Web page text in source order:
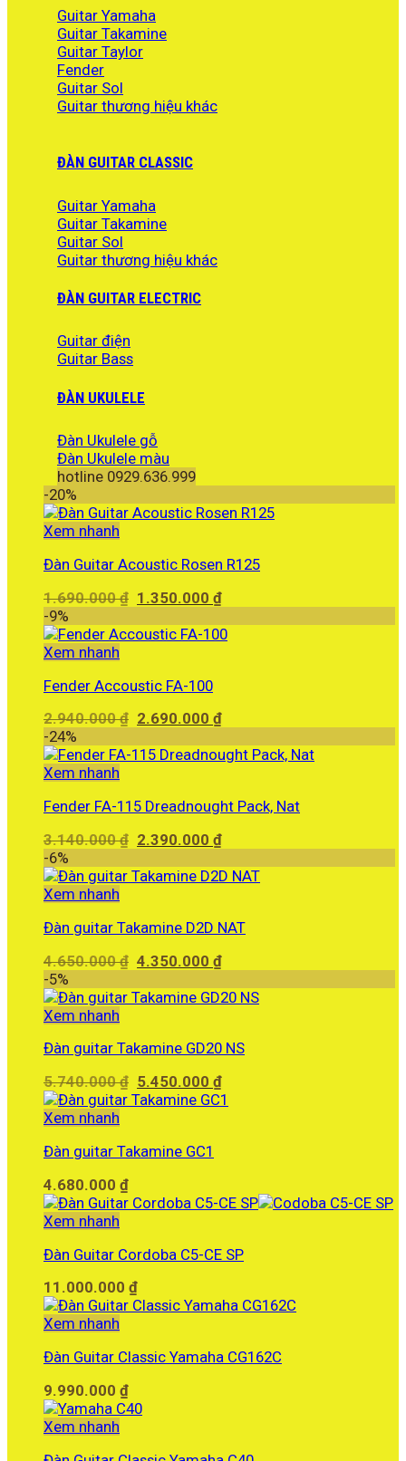
Guitar Yamaha
Guitar Takamine
Guitar Taylor
Fender
Guitar Sol
Guitar thương hiệu khác
ĐÀN GUITAR CLASSIC
Guitar Yamaha
Guitar Takamine
Guitar Sol
Guitar thương hiệu khác
ĐÀN GUITAR ELECTRIC
Guitar điện
Guitar Bass
ĐÀN UKULELE
Đàn Ukulele gỗ
Đàn Ukulele màu
hotline 0929.636.999
-20%
Xem nhanh
Đàn Guitar Acoustic Rosen R125
1.690.000₫ Giá
là:
1.350.000₫Giá
tại
-9%
Xem nhanh
Fender Accoustic FA-100
2.940.000₫ Giá
là:
2.690.000₫Giá
tại
-24%
Xem nhanh
Fender FA-115 Dreadnought Pack, Nat
3.140.000₫ Giá
là:
2.390.000₫Giá
tại
-6%
Xem nhanh
Đàn guitar Takamine D2D NAT
4.650.000₫ Giá
là:
4.350.000₫Giá
tại
-5%
Xem nhanh
Đàn guitar Takamine GD20 NS
5.740.000₫ Giá
gốc
5.450.000₫Giá
hiện
Xem nhanh
Đàn guitar Takamine GC1
4.680.000 ₫
Xem nhanh
Đàn Guitar Cordoba C5-CE SP
11.000.000 ₫
Xem nhanh
Đàn Guitar Classic Yamaha CG162C
9.990.000 ₫
Xem nhanh